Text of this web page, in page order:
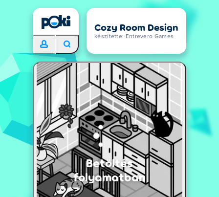
Cozy Room Design
készítette: Entrevero Games
Betöltés
folyamatban